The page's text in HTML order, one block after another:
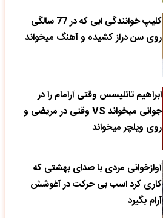
کلیپ خوانندگی ابی که در 77 سالگی
روی سن دراز کشیده و آهنگ میخواند
ابراهیم تاتلیسس وقتی آرامام را در
جوانی میخواند VS وقتی در مریضی و
روی ویلچر میخواند
آوازخوانی مردی با صدای بهشتی که
کاری کرد اسب بی حرکت در آغوشش
آرام بگیرد